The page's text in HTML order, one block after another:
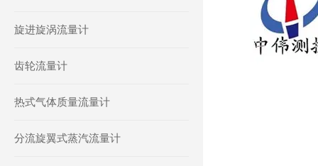
旋进旋涡流量计
齿轮流量计
热式气体质量流量计
分流旋翼式蒸汽流量计